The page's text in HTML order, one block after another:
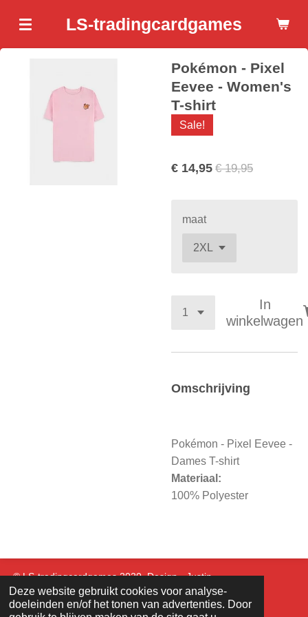
Deze website gebruikt cookies voor analyse-
doeleinden en/of het tonen van advertenties. Door
direct
naar
hoofdinhoud
LS-tradingcardgames
Pokémon - Pixel
Eevee - Women's
T-shirt
Sale!
€ 14,95 € 19,95
maat
In
winkelwagen
Omschrijving
Pokémon - Pixel Eevee -
Dames T-shirt
Materiaal:
100% Polyester
© LS-tradingcardgames 2020. Design - Justin.